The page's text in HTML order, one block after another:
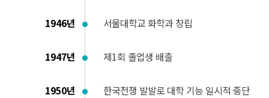
1946년 서울대학교 화학과 창립
1947년 제1회 졸업생 배출
1950년 한국전쟁 발발로 대학 기능 일시적 중단